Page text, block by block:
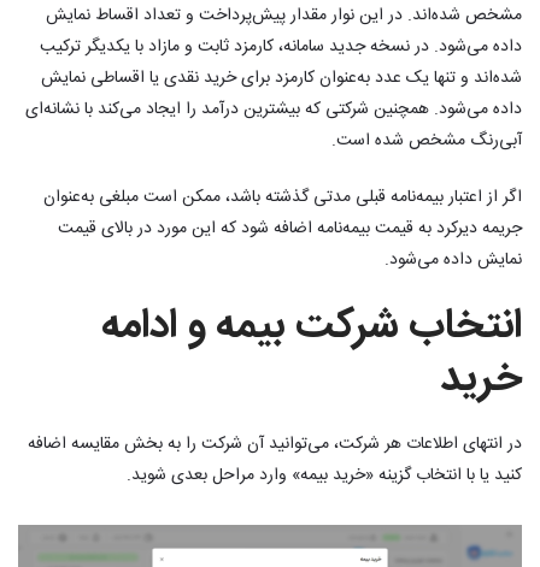
مشخص شده‌اند. در این نوار مقدار پیش‌پرداخت و تعداد اقساط نمایش
داده می‌شود. در نسخه جدید سامانه، کارمزد ثابت و مازاد با یکدیگر ترکیب
شده‌اند و تنها یک عدد به‌عنوان کارمزد برای خرید نقدی یا اقساطی نمایش
داده می‌شود. همچنین شرکتی که بیشترین درآمد را ایجاد می‌کند با نشانه‌ای
آبی‌رنگ مشخص شده است.
اگر از اعتبار بیمه‌نامه قبلی مدتی گذشته باشد، ممکن است مبلغی به‌عنوان
جریمه دیرکرد به قیمت بیمه‌نامه اضافه شود که این مورد در بالای قیمت
نمایش داده می‌شود.
انتخاب شرکت بیمه و ادامه
خرید
در انتهای اطلاعات هر شرکت، می‌توانید آن شرکت را به بخش مقایسه اضافه
کنید یا با انتخاب گزینه «خرید بیمه» وارد مراحل بعدی شوید.